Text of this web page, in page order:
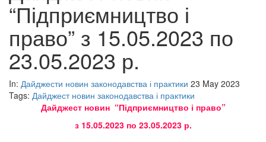
“Підприємництво і
право” з 15.05.2023 по
23.05.2023 р.
In: Дайджести новин законодавства і практики 23 May 2023
Tags: Дайджест новин законодавства і практики
Дайджест новин “Підприємництво і право”
з 15.05.2023 по 23.05.2023 р.